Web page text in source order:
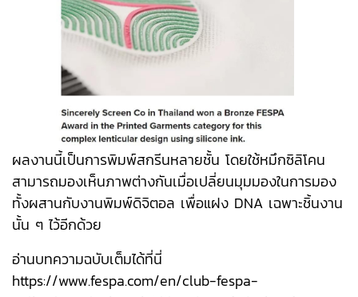
ผลงานนี้เป็นการพิมพ์สกรีนหลายชั้น โดยใช้หมึกซิลิโคน
สามารถมองเห็นภาพต่างกันเมื่อเปลี่ยนมุมมองในการมอง
ทั้งผสานกับงานพิมพ์ดิจิตอล เพื่อแฝง DNA เฉพาะชิ้นงาน
นั้น ๆ ไว้อีกด้วย
อ่านบทความฉบับเต็มได้ที่นี่
https://www.fespa.com/en/club-fespa-